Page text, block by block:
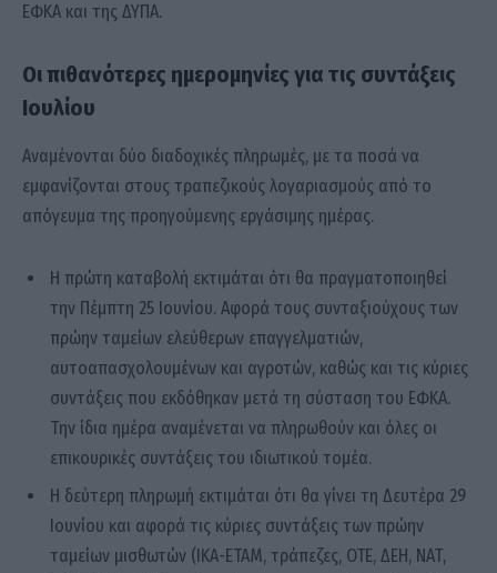
ΕΦΚΑ και της ΔΥΠΑ.
Οι πιθανότερες ημερομηνίες για τις συντάξεις
Ιουλίου
Αναμένονται δύο διαδοχικές πληρωμές, με τα ποσά να
εμφανίζονται στους τραπεζικούς λογαριασμούς από το
απόγευμα της προηγούμενης εργάσιμης ημέρας.
Η πρώτη καταβολή εκτιμάται ότι θα πραγματοποιηθεί
την Πέμπτη 25 Ιουνίου. Αφορά τους συνταξιούχους των
πρώην ταμείων ελεύθερων επαγγελματιών,
αυτοαπασχολουμένων και αγροτών, καθώς και τις κύριες
συντάξεις που εκδόθηκαν μετά τη σύσταση του ΕΦΚΑ.
Την ίδια ημέρα αναμένεται να πληρωθούν και όλες οι
επικουρικές συντάξεις του ιδιωτικού τομέα.
Η δεύτερη πληρωμή εκτιμάται ότι θα γίνει τη Δευτέρα 29
Ιουνίου και αφορά τις κύριες συντάξεις των πρώην
ταμείων μισθωτών (ΙΚΑ-ΕΤΑΜ, τράπεζες, ΟΤΕ, ΔΕΗ, ΝΑΤ,